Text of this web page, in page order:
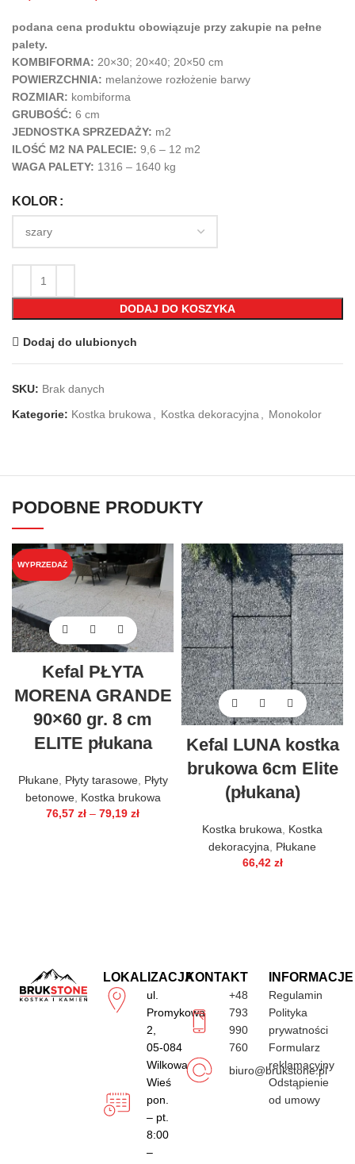
podana cena produktu obowiązuje przy zakupie na pełne
palety.
KOMBIFORMA: 20×30; 20×40; 20×50 cm
POWIERZCHNIA: melanżowe rozłożenie barwy
ROZMIAR: kombiforma
GRUBOŚĆ: 6 cm
JEDNOSTKA SPRZEDAŻY: m2
ILOŚĆ M2 NA PALECIE: 9,6 – 12 m2
WAGA PALETY: 1316 – 1640 kg
KOLOR
DODAJ DO KOSZYKA
Dodaj do ulubionych
SKU: Brak danych
Kategorie: Kostka brukowa, Kostka dekoracyjna, Monokolor
PODOBNE PRODUKTY
WYPRZEDAŻ
Kefal PŁYTA
MORENA GRANDE
90×60 gr. 8 cm
ELITE płukana
Płukane, Płyty tarasowe, Płyty
betonowe, Kostka brukowa
76,57 zł – 79,19 zł
Kefal LUNA kostka
brukowa 6cm Elite
(płukana)
Kostka brukowa
Kostka
dekoracyjna
Płukane
66,42 zł
LOKALIZACJA
ul.
Promykowa
2,
05-084
Wilkowa
Wieś
pon.
– pt.
8:00
–
KONTAKT
+48
793
990
760
biuro@brukstone.pl
INFORMACJE
Regulamin
Polityka
prywatności
Formularz
reklamacyjny
Odstąpienie
od umowy